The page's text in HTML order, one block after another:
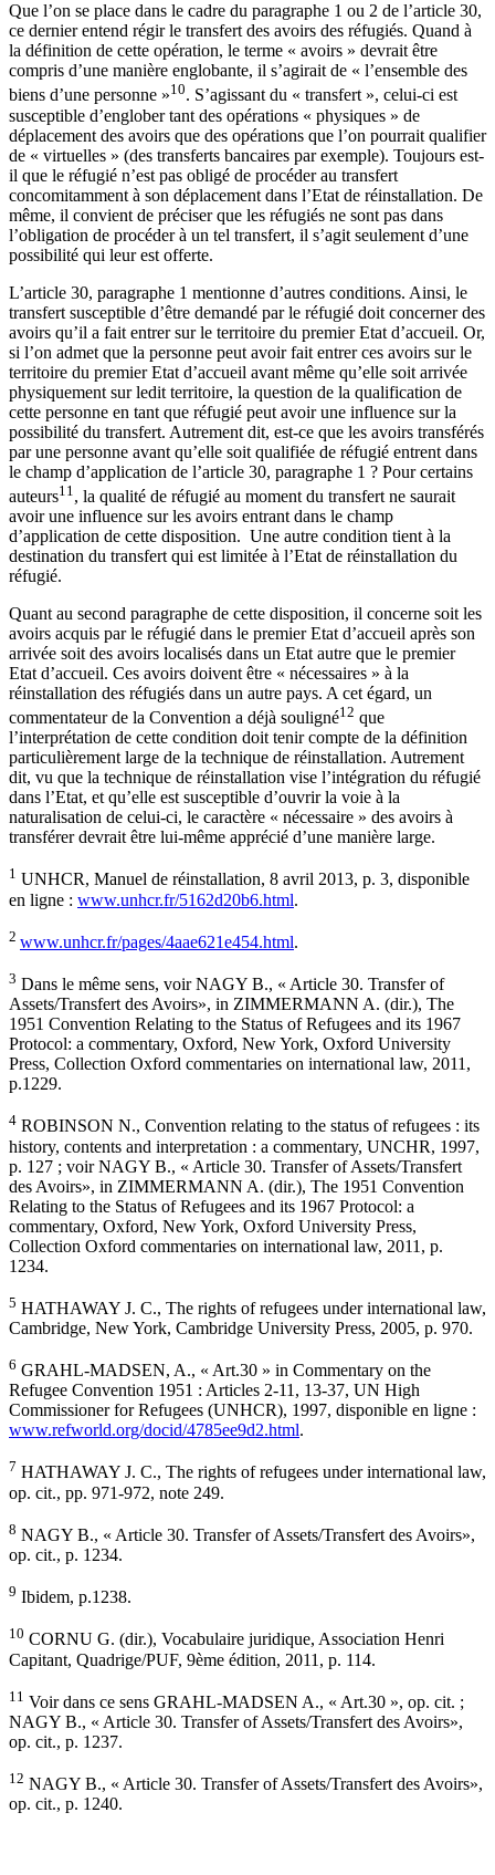
Que l’on se place dans le cadre du paragraphe 1 ou 2 de l’article 30,
ce dernier entend régir le transfert des avoirs des réfugiés. Quand à
la définition de cette opération, le terme « avoirs » devrait être
compris d’une manière englobante, il s’agirait de « l’ensemble des
biens d’une personne »10. S’agissant du « transfert », celui-ci est
susceptible d’englober tant des opérations « physiques » de
déplacement des avoirs que des opérations que l’on pourrait qualifier
de « virtuelles » (des transferts bancaires par exemple). Toujours est-
il que le réfugié n’est pas obligé de procéder au transfert
concomitamment à son déplacement dans l’Etat de réinstallation. De
même, il convient de préciser que les réfugiés ne sont pas dans
l’obligation de procéder à un tel transfert, il s’agit seulement d’une
possibilité qui leur est offerte.
L’article 30, paragraphe 1 mentionne d’autres conditions. Ainsi, le
transfert susceptible d’être demandé par le réfugié doit concerner des
avoirs qu’il a fait entrer sur le territoire du premier Etat d’accueil. Or,
si l’on admet que la personne peut avoir fait entrer ces avoirs sur le
territoire du premier Etat d’accueil avant même qu’elle soit arrivée
physiquement sur ledit territoire, la question de la qualification de
cette personne en tant que réfugié peut avoir une influence sur la
possibilité du transfert. Autrement dit, est-ce que les avoirs transférés
par une personne avant qu’elle soit qualifiée de réfugié entrent dans
le champ d’application de l’article 30, paragraphe 1 ? Pour certains
auteurs11 , la qualité de réfugié au moment du transfert ne saurait
avoir une influence sur les avoirs entrant dans le champ
d’application de cette disposition. Une autre condition tient à la
destination du transfert qui est limitée à l’Etat de réinstallation du
réfugié.
Quant au second paragraphe de cette disposition, il concerne soit les
avoirs acquis par le réfugié dans le premier Etat d’accueil après son
arrivée soit des avoirs localisés dans un Etat autre que le premier
Etat d’accueil. Ces avoirs doivent être « nécessaires » à la
réinstallation des réfugiés dans un autre pays. A cet égard, un
commentateur de la Convention a déjà souligné12 que
l’interprétation de cette condition doit tenir compte de la définition
particulièrement large de la technique de réinstallation. Autrement
dit, vu que la technique de réinstallation vise l’intégration du réfugié
dans l’Etat, et qu’elle est susceptible d’ouvrir la voie à la
naturalisation de celui-ci, le caractère « nécessaire » des avoirs à
transférer devrait être lui-même apprécié d’une manière large.
1 UNHCR, Manuel de réinstallation, 8 avril 2013, p. 3, disponible
en ligne : www.unhcr.fr/5162d20b6.html.
2 www.unhcr.fr/pages/4aae621e454.html.
3 Dans le même sens, voir NAGY B., « Article 30. Transfer of
Assets/Transfert des Avoirs», in ZIMMERMANN A. (dir.), The
1951 Convention Relating to the Status of Refugees and its 1967
Protocol: a commentary, Oxford, New York, Oxford University
Press, Collection Oxford commentaries on international law, 2011,
p.1229.
4 ROBINSON N., Convention relating to the status of refugees : its
history, contents and interpretation : a commentary, UNCHR, 1997,
p. 127 ; voir NAGY B., « Article 30. Transfer of Assets/Transfert
des Avoirs», in ZIMMERMANN A. (dir.), The 1951 Convention
Relating to the Status of Refugees and its 1967 Protocol: a
commentary, Oxford, New York, Oxford University Press,
Collection Oxford commentaries on international law, 2011, p.
1234.
5 HATHAWAY J. C., The rights of refugees under international law,
Cambridge, New York, Cambridge University Press, 2005, p. 970.
6 GRAHL-MADSEN, A., « Art.30 » in Commentary on the
Refugee Convention 1951 : Articles 2-11, 13-37, UN High
Commissioner for Refugees (UNHCR), 1997, disponible en ligne :
www.refworld.org/docid/4785ee9d2.html.
7 HATHAWAY J. C., The rights of refugees under international law,
op. cit., pp. 971-972, note 249.
8 NAGY B., « Article 30. Transfer of Assets/Transfert des Avoirs»,
op. cit., p. 1234.
9 Ibidem, p.1238.
10 CORNU G. (dir.), Vocabulaire juridique, Association Henri
Capitant, Quadrige/PUF, 9ème édition, 2011, p. 114.
11 Voir dans ce sens GRAHL-MADSEN A., « Art.30 », op. cit. ;
NAGY B., « Article 30. Transfer of Assets/Transfert des Avoirs»,
op. cit., p. 1237.
12 NAGY B., « Article 30. Transfer of Assets/Transfert des Avoirs»,
op. cit., p. 1240.